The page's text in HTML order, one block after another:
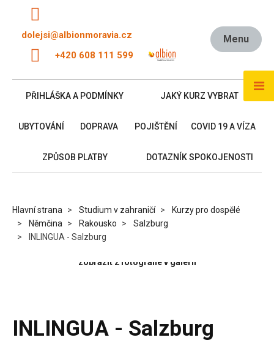
dolejsi@albionmoravia.cz
+420 608 111 599
Menu
PŘIHLÁŠKA A PODMÍNKY JAKÝ KURZ VYBRAT
UBYTOVÁNÍ DOPRAVA POJIŠTĚNÍ COVID 19 A VÍZA
ZPŮSOB PLATBY DOTAZNÍK SPOKOJENOSTI
Hlavní strana Studium v zahraničí
Kurzy pro dospělé
Němčina
Rakousko
Salzburg
INLINGUA - Salzburg
zobrazit 2 fotografie v galerii
INLINGUA - Salzburg